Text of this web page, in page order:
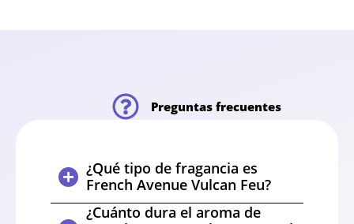
Preguntas frecuentes
¿Qué tipo de fragancia es
French Avenue Vulcan Feu?
¿Cuánto dura el aroma de